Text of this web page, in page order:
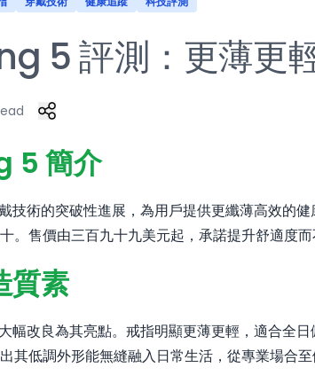
5 評測：更薄更
5 簡介
技術的突破性進展，為用戶提供更纖薄高效的
。售價由三百九十九美元起，承諾提升舒適度而
質素
幅改良為其亮點。戒指明顯更薄更輕，適合全
其低調外形能無縫融入日常生活，從專業場合